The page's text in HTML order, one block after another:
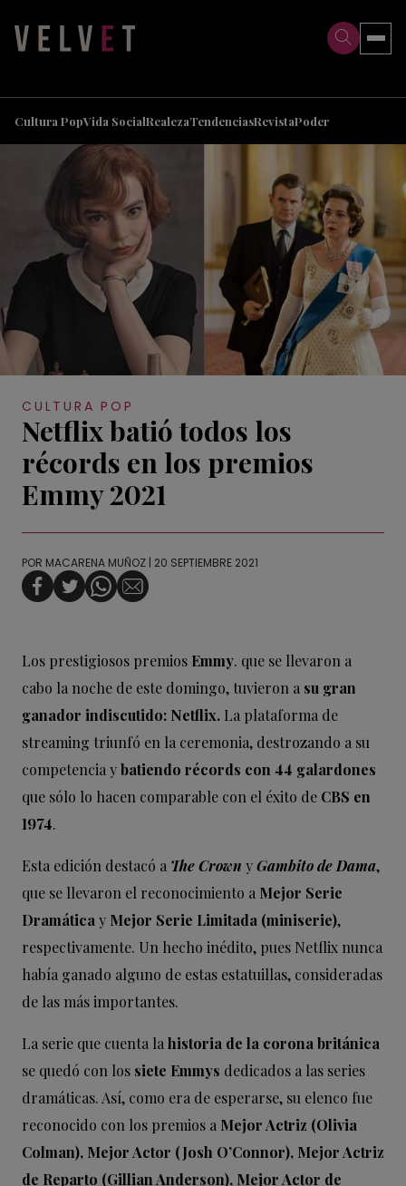
Cultura PopVida SocialRealezaTendenciasRevistaPoder
CULTURA POP
Netflix batió todos los
récords en los premios
Emmy 2021
POR MACARENA MUÑOZ | 20 SEPTIEMBRE 2021
Los prestigiosos premios Emmy. que se llevaron a
cabo la noche de este domingo, tuvieron a su gran
ganador indiscutido: Netflix. La plataforma de
streaming triunfó en la ceremonia, destrozando a su
competencia ybatiendo récords con 44 galardones
que sólo lo hacen comparable con el éxito de CBS en
1974.
Esta edición destacó a The Crown yGambitode Dama,
que se llevaron el reconocimiento a Mejor Serie
Dramática y Mejor Serie Limitada (miniserie),
respectivamente. Un hecho inédito, pues Netflix nunca
había ganado alguno de estas estatuillas, consideradas
de las más importantes.
La serie que cuenta la historia de la corona británica
se quedó con los siete Emmys dedicados a las series
dramáticas. Así, como era de esperarse, su elenco fue
reconocido con los premios a Mejor Actriz (Olivia
Colman), Mejor Actor (Josh O’Connor), Mejor Actriz
de Reparto (Gillian Anderson), Mejor Actor de